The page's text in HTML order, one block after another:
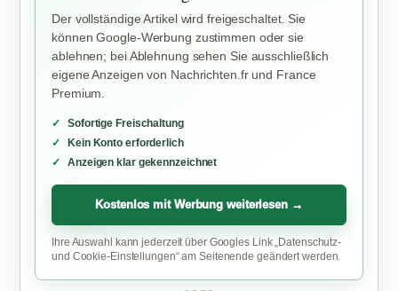
Der vollständige Artikel wird freigeschaltet. Sie
können Google-Werbung zustimmen oder sie
ablehnen; bei Ablehnung sehen Sie ausschließlich
eigene Anzeigen von Nachrichten.fr und France
Premium.
Sofortige Freischaltung
Kein Konto erforderlich
Anzeigen klar gekennzeichnet
Kostenlos mit Werbung weiterlesen →
Ihre Auswahl kann jederzeit über Googles Link „Datenschutz-
und Cookie-Einstellungen“ am Seitenende geändert werden.